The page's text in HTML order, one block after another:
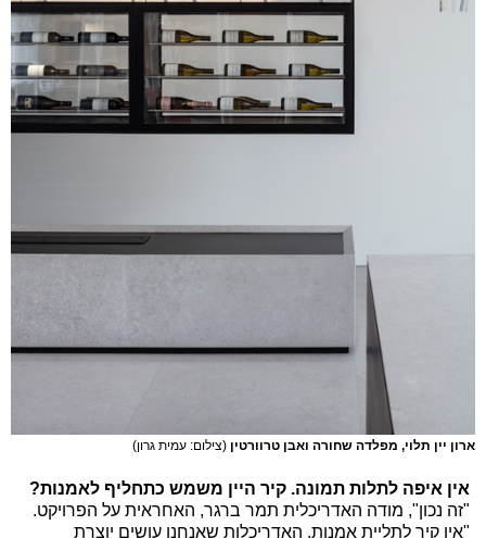
ארון יין תלוי, מפלדה שחורה ואבן טרוורטין (צילום: עמית גרון)
אין איפה לתלות תמונה. קיר היין משמש כתחליף לאמנות?
"זה נכון", מודה האדריכלית תמר ברגר, האחראית על הפרויקט.
"אין קיר לתליית אמנות. האדריכלות שאנחנו עושים יוצרת